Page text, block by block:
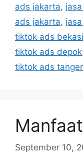
ads jakarta,
ads jakarta,
tiktok ads bekasi
tiktok ads depok
tiktok ads
September 10,